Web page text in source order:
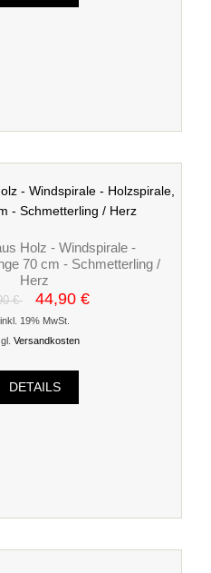
Holz - Windspirale -
70 cm - Schmetterling /
Herz
€ 44,90 €
inkl. 19% MwSt.
Versandkosten
DETAILS